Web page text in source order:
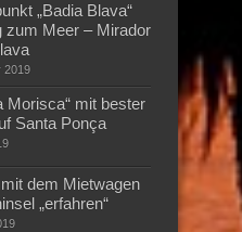
„Badia Blava“
zum Meer – Mirador
2019
Morisca“ mit bester
Santa Ponça
dem Mietwagen
„erfahren“